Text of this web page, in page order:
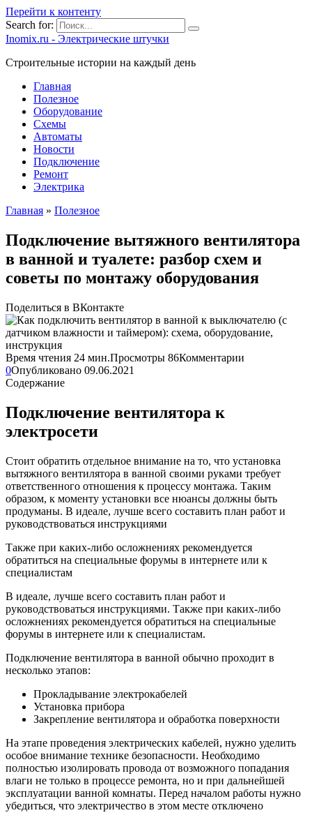
Перейти к контенту
Search for:
Inomix.ru - Электрические штучки
Cтроительные истории на каждый день
Главная
Полезное
Оборудование
Схемы
Автоматы
Новости
Подключение
Ремонт
Электрика
Главная » Полезное
Подключение вытяжного вентилятора
в ванной и туалете: разбор схем и
советы по монтажу оборудования
Поделиться в ВКонтакте
Время чтения 24 мин.Просмотры 86Комментарии
0Опубликовано 09.06.2021
Содержание
Подключение вентилятора к
электросети
Стоит обратить отдельное внимание на то, что установка
вытяжного вентилятора в ванной своими руками требует
ответственного отношения к процессу монтажа. Таким
образом, к моменту установки все нюансы должны быть
продуманы. В идеале, лучше всего составить план работ и
руководствоваться инструкциями
Также при каких-либо осложнениях рекомендуется
обратиться на специальные форумы в интернете или к
специалистам
В идеале, лучше всего составить план работ и
руководствоваться инструкциями. Также при каких-либо
осложнениях рекомендуется обратиться на специальные
форумы в интернете или к специалистам.
Подключение вентилятора в ванной обычно проходит в
несколько этапов:
Прокладывание электрокабелей
Установка прибора
Закрепление вентилятора и обработка поверхности
На этапе проведения электрических кабелей, нужно уделить
особое внимание технике безопасности. Необходимо
полностью изолировать провода от возможного попадания
влаги не только в процессе ремонта, но и при дальнейшей
эксплуатации ванной комнаты. Перед началом работы нужно
убедиться, что электричество в этом месте отключено